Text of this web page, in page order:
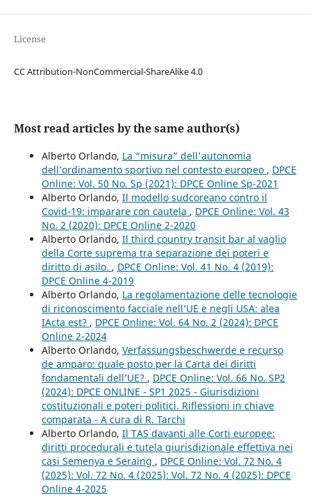
License
CC Attribution-NonCommercial-ShareAlike 4.0
Most read articles by the same author(s)
Alberto Orlando, La “misura” dell'autonomia
dell’ordinamento sportivo nel contesto europeo , DPCE
Online: Vol. 50 No. Sp (2021): DPCE Online Sp-2021
Alberto Orlando, Il modello sudcoreano contro il
Covid-19: imparare con cautela , DPCE Online: Vol. 43
No. 2 (2020): DPCE Online 2-2020
Alberto Orlando, Il third country transit bar al vaglio
della Corte suprema tra separazione dei poteri e
diritto di asilo. , DPCE Online: Vol. 41 No. 4 (2019):
DPCE Online 4-2019
Alberto Orlando, La regolamentazione delle tecnologie
di riconoscimento facciale nell’UE e negli USA: alea
IActa est? , DPCE Online: Vol. 64 No. 2 (2024): DPCE
Online 2-2024
Alberto Orlando, Verfassungsbeschwerde e recurso
de amparo: quale posto per la Carta dei diritti
fondamentali dell’UE? , DPCE Online: Vol. 66 No. SP2
(2024): DPCE ONLINE - SP1 2025 - Giurisdizioni
costituzionali e poteri politici. Riflessioni in chiave
comparata - A cura di R. Tarchi
Alberto Orlando, Il TAS davanti alle Corti europee:
diritti procedurali e tutela giurisdizionale effettiva nei
casi Semenya e Seraing , DPCE Online: Vol. 72 No. 4
(2025): Vol. 72 No. 4 (2025): Vol. 72 No. 4 (2025): DPCE
Online 4-2025